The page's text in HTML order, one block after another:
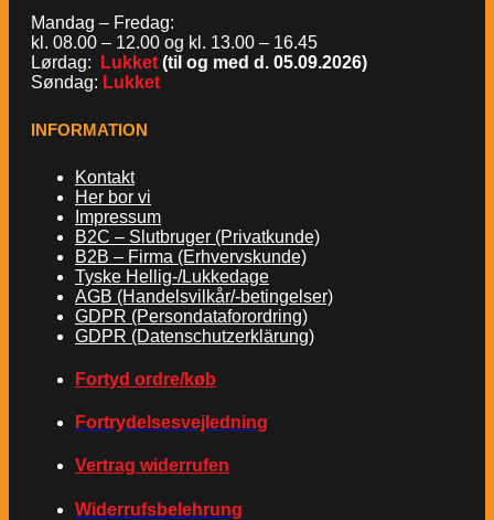
Mandag – Fredag:
kl. 08.00 – 12.00 og kl. 13.00 – 16.45
Lørdag:
Lukket (til og med d. 05.09.2026)
Søndag: Lukket
INFORMATION
Kontakt
Her bor vi
Impressum
B2C – Slutbruger (Privatkunde)
B2B – Firma (Erhvervskunde)
Tyske Hellig-/Lukkedage
AGB (Handelsvilkår/-betingelser)
GDPR (Persondataforordring)
GDPR (Datenschutzerklärung)
Fortyd ordre/køb
Fortrydelsesvejledning
Vertrag widerrufen
Widerrufsbelehrung